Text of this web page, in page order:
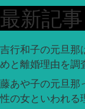
最新記事
吉行和子の元旦那
めと離婚理由を調
藤あや子の元旦那
性の女といわれる